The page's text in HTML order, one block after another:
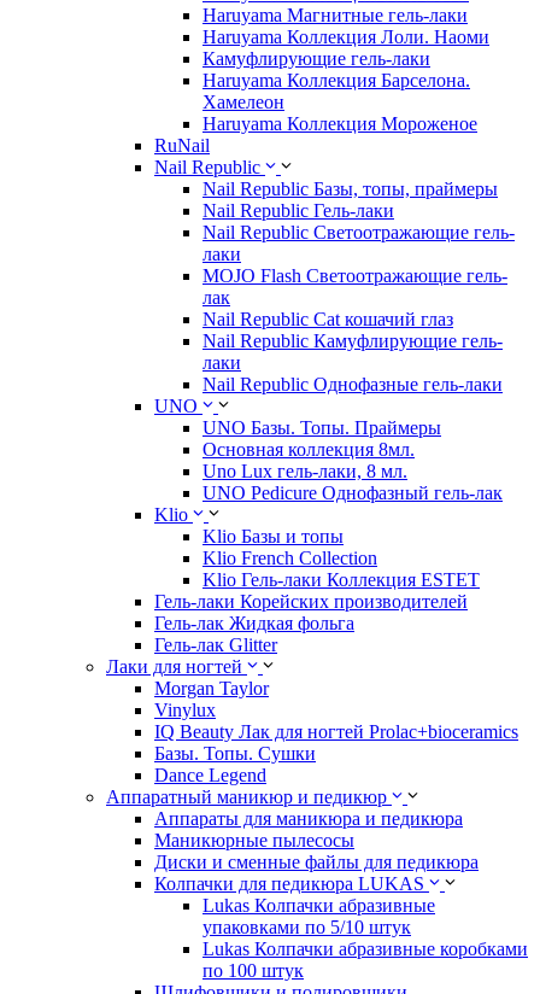
Haruyama Магнитные гель-лаки
Haruyama Коллекция Лоли. Наоми
Камуфлирующие гель-лаки
Haruyama Коллекция Барселона.
Хамелеон
Haruyama Коллекция Мороженое
RuNail
Nail Republic
Nail Republic Базы, топы, праймеры
Nail Republic Гель-лаки
Nail Republic Светоотражающие гель-
лаки
MOJO Flash Светоотражающие гель-
лак
Nail Republic Cat кошачий глаз
Nail Republic Камуфлирующие гель-
лаки
Nail Republic Однофазные гель-лаки
UNO
UNO Базы. Топы. Праймеры
Основная коллекция 8мл.
Uno Lux гель-лаки, 8 мл.
UNO Pedicure Однофазный гель-лак
Klio
Klio Базы и топы
Klio French Collection
Klio Гель-лаки Коллекция ESTET
Гель-лаки Корейских производителей
Гель-лак Жидкая фольга
Гель-лак Glitter
Лаки для ногтей
Morgan Taylor
Vinylux
IQ Beauty Лак для ногтей Prolac+bioceramics
Базы. Топы. Сушки
Dance Legend
Аппаратный маникюр и педикюр
Аппараты для маникюра и педикюра
Маникюрные пылесосы
Диски и сменные файлы для педикюра
Колпачки для педикюра LUKAS
Lukas Колпачки абразивные
упаковками по 5/10 штук
Lukas Колпачки абразивные коробками
по 100 штук